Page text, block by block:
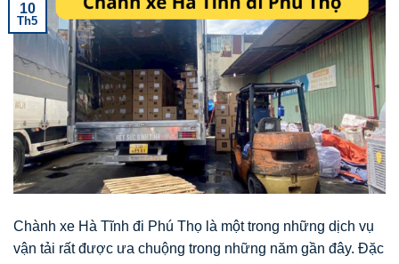
10
Th5
Chành xe Hà Tĩnh đi Phú Thọ là một trong những dịch vụ
vận tải rất được ưa chuộng trong những năm gần đây. Đặc